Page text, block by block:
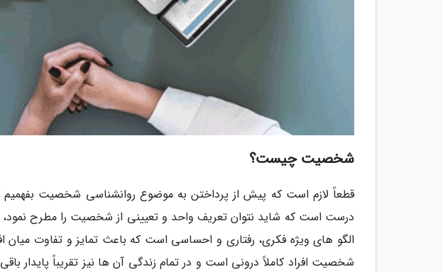
شخصیت چیست؟
قطعاً لازم است که پیش از پرداختن به موضوع روانشناسی شخصیت
درست است که شاید نتوان تعریف واحد و تعیینی از شخصیت را مطرح
الگو های ویژه فکری، رفتاری و احساسی است که باعث تمایز و تفاوت میان
شخصیت افراد کاملاً درونی است و در تمام زندگی آن ها نیز تقریباً پایدار